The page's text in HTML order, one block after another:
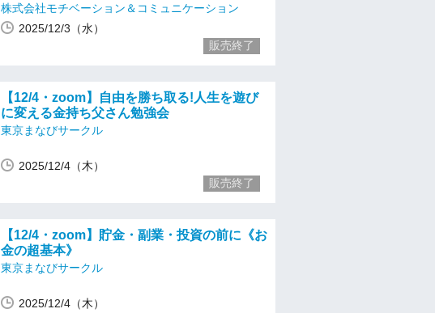
株式会社モチベーション＆コミュニケーション
2025/12/3（水）
販売終了
【12/4・zoom】自由を勝ち取る!人生を遊び
に変える金持ち父さん勉強会
東京まなびサークル
2025/12/4（木）
販売終了
【12/4・zoom】貯金・副業・投資の前に《お
金の超基本》
東京まなびサークル
2025/12/4（木）